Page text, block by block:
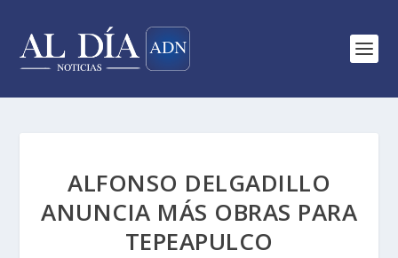
ALFONSO DELGADILLO
ANUNCIA MÁS OBRAS PARA
TEPEAPULCO